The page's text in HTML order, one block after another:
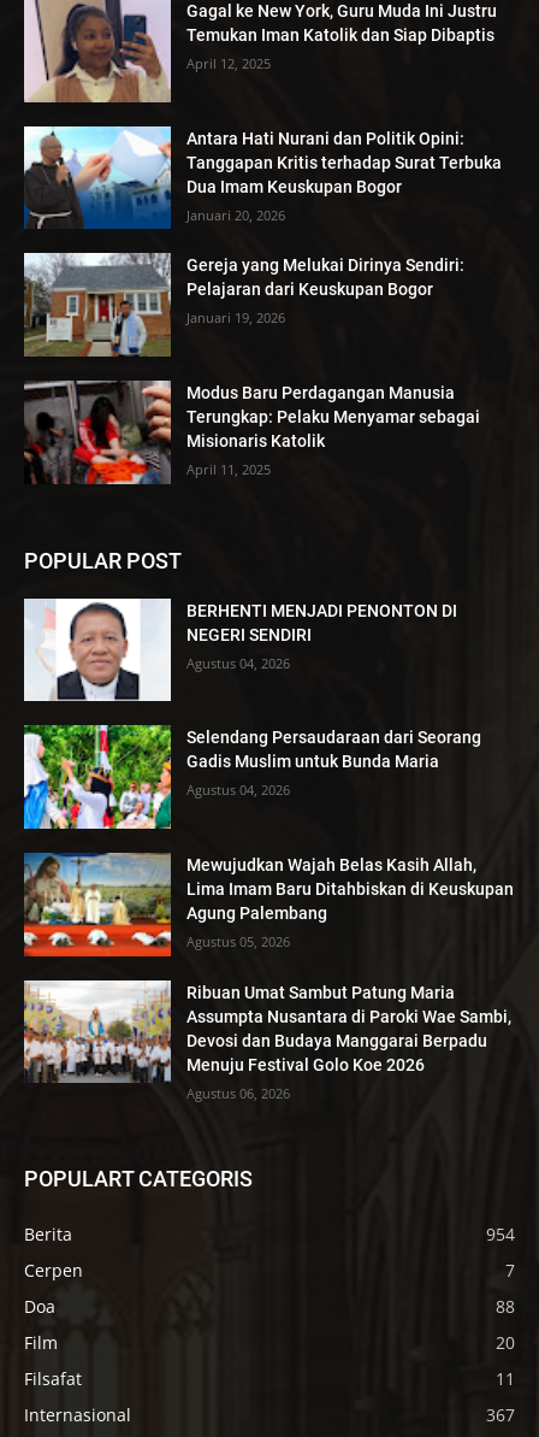
Gagal ke New York, Guru Muda Ini Justru
Temukan Iman Katolik dan Siap Dibaptis
April 12, 2025
Antara Hati Nurani dan Politik Opini:
Tanggapan Kritis terhadap Surat Terbuka
Dua Imam Keuskupan Bogor
Januari 20, 2026
Gereja yang Melukai Dirinya Sendiri:
Pelajaran dari Keuskupan Bogor
Januari 19, 2026
Modus Baru Perdagangan Manusia
Terungkap: Pelaku Menyamar sebagai
Misionaris Katolik
April 11, 2025
POPULAR POST
BERHENTI MENJADI PENONTON DI
NEGERI SENDIRI
Agustus 04, 2026
Selendang Persaudaraan dari Seorang
Gadis Muslim untuk Bunda Maria
Agustus 04, 2026
Mewujudkan Wajah Belas Kasih Allah,
Lima Imam Baru Ditahbiskan di Keuskupan
Agung Palembang
Agustus 05, 2026
Ribuan Umat Sambut Patung Maria
Assumpta Nusantara di Paroki Wae Sambi,
Devosi dan Budaya Manggarai Berpadu
Menuju Festival Golo Koe 2026
Agustus 06, 2026
POPULART CATEGORIS
Berita
954
Cerpen
7
Doa
88
Film
20
Filsafat
11
Internasional
367